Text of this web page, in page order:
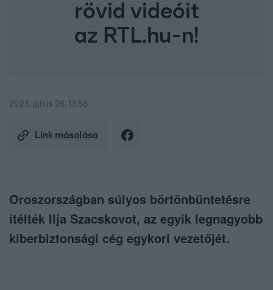
rövid videóit
az RTL.hu-n!
2023. július 26. 13:56
Link másolása
Oroszországban súlyos börtönbüntetésre
ítélték Ilja Szacskovot, az egyik legnagyobb
kiberbiztonsági cég egykori vezetőjét.